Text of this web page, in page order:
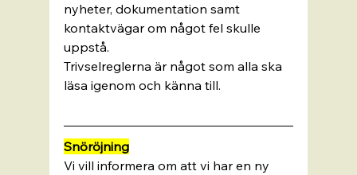
nyheter, dokumentation samt
kontaktvägar om något fel skulle
uppstå.
Trivselreglerna är något som alla ska
läsa igenom och känna till.
Snöröjning
Vi vill informera om att vi har en ny